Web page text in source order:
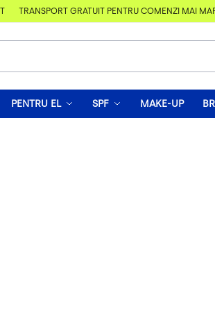
TRANSPORT GRATUIT PENTRU COMENZI MAI
PENTRU EL SPF MAKE-UP